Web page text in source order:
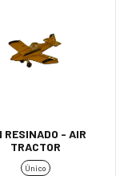
RESINADO - AIR
TRACTOR
Único